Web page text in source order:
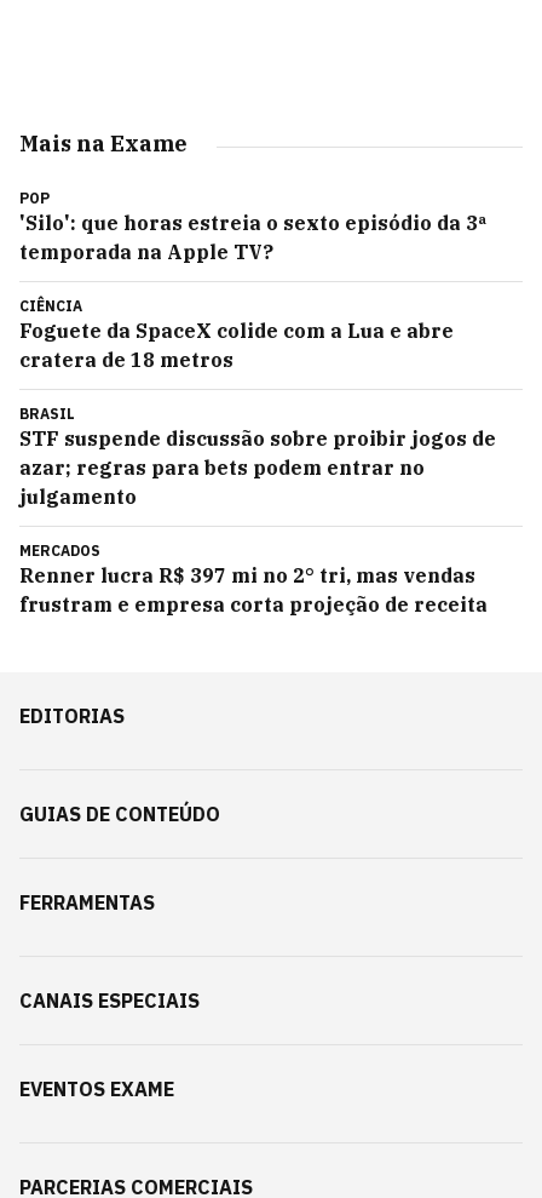
Mais na Exame
POP
'Silo': que horas estreia o sexto episódio da 3ª
temporada na Apple TV?
CIÊNCIA
Foguete da SpaceX colide com a Lua e abre
cratera de 18 metros
BRASIL
STF suspende discussão sobre proibir jogos de
azar; regras para bets podem entrar no
julgamento
MERCADOS
Renner lucra R$ 397 mi no 2° tri, mas vendas
frustram e empresa corta projeção de receita
EDITORIAS
GUIAS DE CONTEÚDO
FERRAMENTAS
CANAIS ESPECIAIS
EVENTOS EXAME
PARCERIAS COMERCIAIS